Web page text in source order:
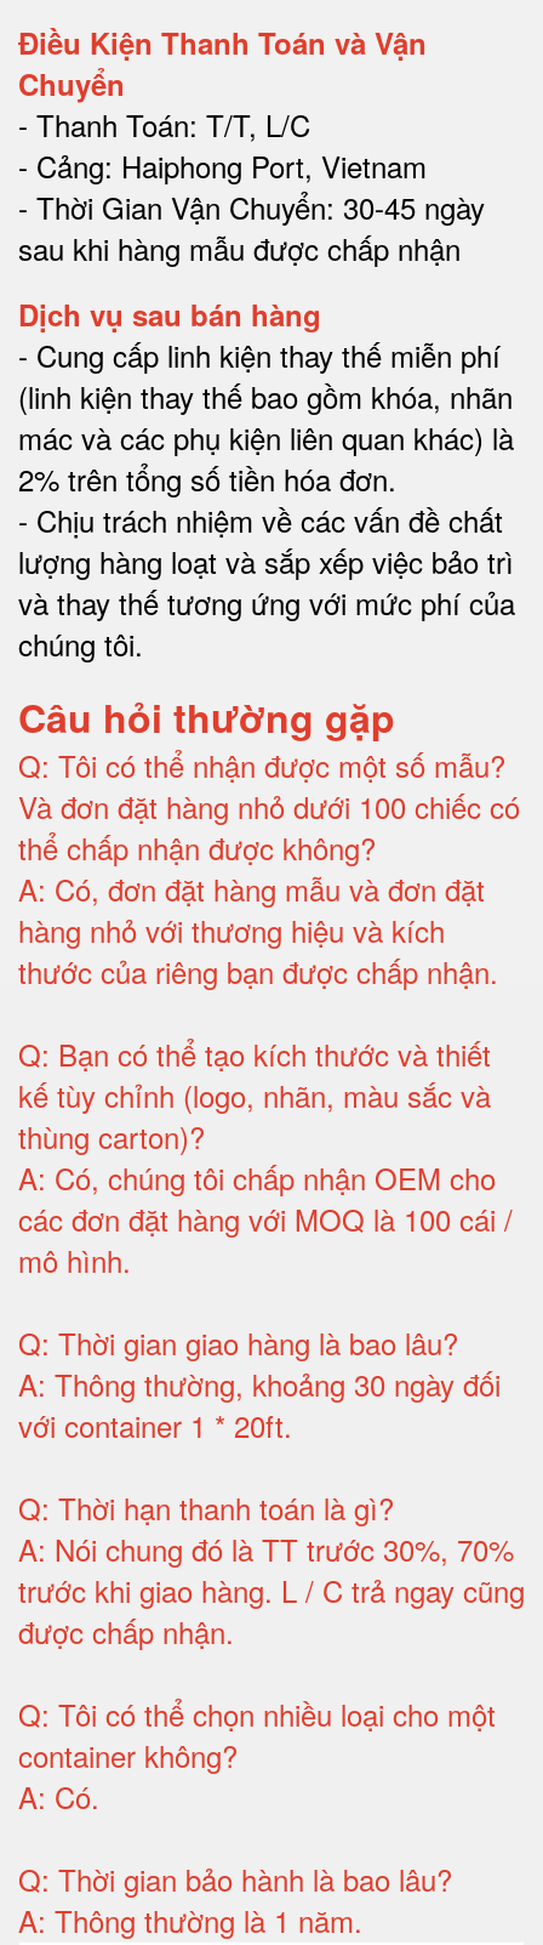
Điều Kiện Thanh Toán và Vận
Chuyển
- Thanh Toán: T/T, L/C
- Cảng: Haiphong Port, Vietnam
- Thời Gian Vận Chuyển: 30-45 ngày
sau khi hàng mẫu được chấp nhận
Dịch vụ sau bán hàng
- Cung cấp linh kiện thay thế miễn phí
(linh kiện thay thế bao gồm khóa, nhãn
mác và các phụ kiện liên quan khác) là
2% trên tổng số tiền hóa đơn.
- Chịu trách nhiệm về các vấn đề chất
lượng hàng loạt và sắp xếp việc bảo trì
và thay thế tương ứng với mức phí của
chúng tôi.
Câu hỏi thường gặp
Q: Tôi có thể nhận được một số mẫu?
Và đơn đặt hàng nhỏ dưới 100 chiếc có
thể chấp nhận được không?
A: Có, đơn đặt hàng mẫu và đơn đặt
hàng nhỏ với thương hiệu và kích
thước của riêng bạn được chấp nhận.
Q: Bạn có thể tạo kích thước và thiết
kế tùy chỉnh (logo, nhãn, màu sắc và
thùng carton)?
A: Có, chúng tôi chấp nhận OEM cho
các đơn đặt hàng với MOQ là 100 cái /
mô hình.
Q: Thời gian giao hàng là bao lâu?
A: Thông thường, khoảng 30 ngày đối
với container 1 * 20ft.
Q: Thời hạn thanh toán là gì?
A: Nói chung đó là TT trước 30%, 70%
trước khi giao hàng. L / C trả ngay cũng
được chấp nhận.
Q: Tôi có thể chọn nhiều loại cho một
container không?
A: Có.
Q: Thời gian bảo hành là bao lâu?
A: Thông thường là 1 năm.